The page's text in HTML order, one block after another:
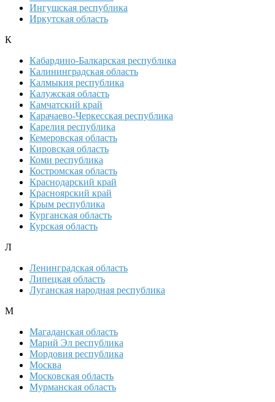
Ингушская республика
Иркутская область
К
Кабардино-Балкарская республика
Калининградская область
Калмыкия республика
Калужская область
Камчатский край
Карачаево-Черкесская республика
Карелия республика
Кемеровская область
Кировская область
Коми республика
Костромская область
Краснодарский край
Красноярский край
Крым республика
Курганская область
Курская область
Л
Ленинградская область
Липецкая область
Луганская народная республика
М
Магаданская область
Марий Эл республика
Мордовия республика
Москва
Московская область
Мурманская область